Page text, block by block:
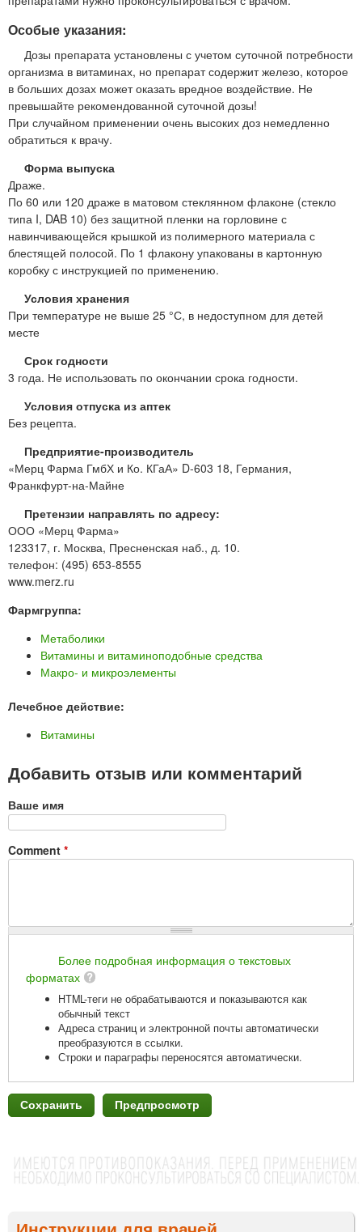
Особые указания:
Дозы препарата установлены с учетом суточной потребности
организма в витаминах, но препарат содержит железо, которое
в больших дозах может оказать вредное воздействие. Не
превышайте рекомендованной суточной дозы!
При случайном применении очень высоких доз немедленно
обратиться к врачу.
Форма выпуска
Драже.
По 60 или 120 драже в матовом стеклянном флаконе (стекло
типа I, DAB 10) без защитной пленки на горловине с
навинчивающейся крышкой из полимерного материала с
блестящей полосой. По 1 флакону упакованы в картонную
коробку с инструкцией по применению.
Условия хранения
При температуре не выше 25 °С, в недоступном для детей
месте
Срок годности
3 года. Не использовать по окончании срока годности.
Условия отпуска из аптек
Без рецепта.
Предприятие-производитель
«Мерц Фарма ГмбХ и Ко. КГаА» D-603 18, Германия,
Франкфурт-на-Майне
Претензии направлять по адресу:
ООО «Мерц Фарма»
123317, г. Москва, Пресненская наб., д. 10.
телефон: (495) 653-8555
www.merz.ru
Фармгруппа:
Метаболики
Витамины и витаминоподобные средства
Макро- и микроэлементы
Лечебное действие:
Витамины
Добавить отзыв или комментарий
Ваше имя
Comment *
Более подробная информация о текстовых
форматах
HTML-теги не обрабатываются и показываются как
обычный текст
Адреса страниц и электронной почты автоматически
преобразуются в ссылки.
Строки и параграфы переносятся автоматически.